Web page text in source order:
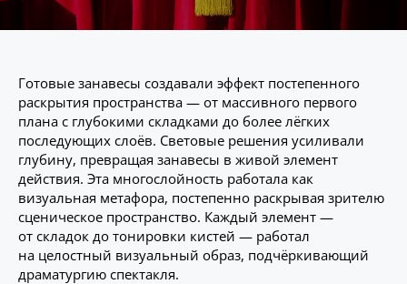
Готовые занавесы создавали эффект постепенного
раскрытия пространства — от массивного первого
плана с глубокими складками до более лёгких
последующих слоёв. Световые решения усиливали
глубину, превращая занавесы в живой элемент
действия. Эта многослойность работала как
визуальная метафора, постепенно раскрывая зрителю
сценическое пространство. Каждый элемент —
от складок до тонировки кистей — работал
на целостный визуальный образ, подчёркивающий
драматургию спектакля.